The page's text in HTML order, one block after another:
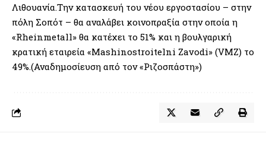
Λιθουανία.Την κατασκευή του νέου εργοστασίου – στην
πόλη Σοπότ – θα αναλάβει κοινοπραξία στην οποία η
«Rheinmetall» θα κατέχει το 51% και η βουλγαρική
κρατική εταιρεία «Mashinostroitelni Zavodi» (VMZ) το
49%.(Αναδημοσίευση από τον «Ριζοσπάστη»)